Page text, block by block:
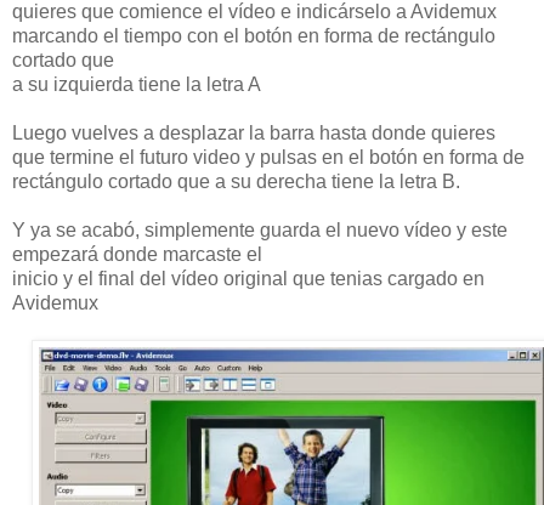
quieres que comience el vídeo e indicárselo a Avidemux
marcando el tiempo con el botón en forma de rectángulo
cortado que
a su izquierda tiene la letra A
Luego vuelves a desplazar la barra hasta donde quieres
que termine el futuro video y pulsas en el botón en forma de
rectángulo cortado que a su derecha tiene la letra B.
Y ya se acabó, simplemente guarda el nuevo vídeo y este
empezará donde marcaste el
inicio y el final del vídeo original que tenias cargado en
Avidemux